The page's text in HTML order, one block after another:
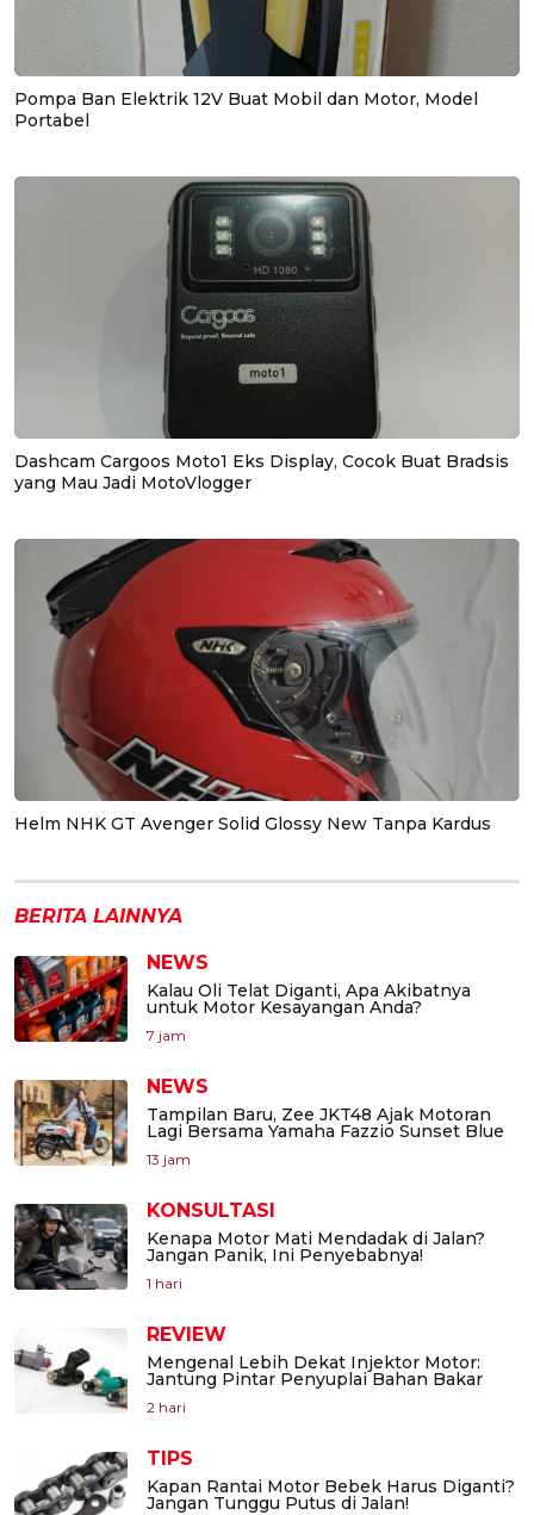
Pompa Ban Elektrik 12V Buat Mobil dan Motor, Model
Portabel
Dashcam Cargoos Moto1 Eks Display, Cocok Buat Bradsis
yang Mau Jadi MotoVlogger
Helm NHK GT Avenger Solid Glossy New Tanpa Kardus
BERITA LAINNYA
NEWS
Kalau Oli Telat Diganti, Apa Akibatnya
untuk Motor Kesayangan Anda?
7 jam
NEWS
Tampilan Baru, Zee JKT48 Ajak Motoran
Lagi Bersama Yamaha Fazzio Sunset Blue
13 jam
KONSULTASI
Kenapa Motor Mati Mendadak di Jalan?
Jangan Panik, Ini Penyebabnya!
1 hari
REVIEW
Mengenal Lebih Dekat Injektor Motor:
Jantung Pintar Penyuplai Bahan Bakar
2 hari
TIPS
Kapan Rantai Motor Bebek Harus Diganti?
Jangan Tunggu Putus di Jalan!